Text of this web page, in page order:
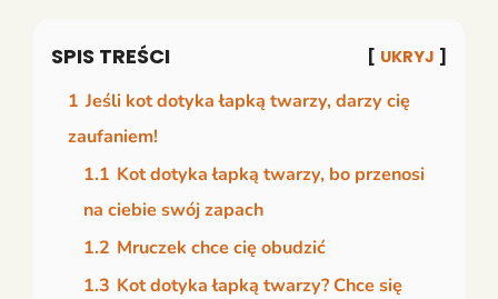
SPIS TREŚCI UKRYJ
1 Jeśli kot dotyka łapką twarzy, darzy cię
zaufaniem!
1.1 Kot dotyka łapką twarzy, bo przenosi
na ciebie swój zapach
1.2 Mruczek chce cię obudzić
1.3 Kot dotyka łapką twarzy? Chce się